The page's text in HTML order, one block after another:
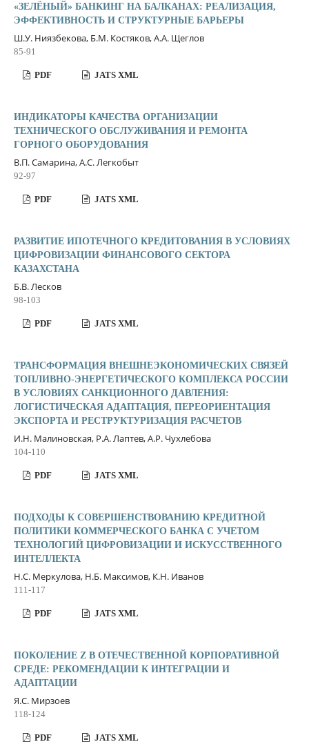
«ЗЕЛЁНЫЙ» БАНКИНГ НА БАЛКАНАХ: РЕАЛИЗАЦИЯ,
ЭФФЕКТИВНОСТЬ И СТРУКТУРНЫЕ БАРЬЕРЫ
Ш.У. Ниязбекова, Б.М. Костяков, А.А. Щеглов
85-91
PDF JATS XML
ИНДИКАТОРЫ КАЧЕСТВА ОРГАНИЗАЦИИ
ТЕХНИЧЕСКОГО ОБСЛУЖИВАНИЯ И РЕМОНТА
ГОРНОГО ОБОРУДОВАНИЯ
В.П. Самарина, А.С. Легкобыт
92-97
PDF JATS XML
РАЗВИТИЕ ИПОТЕЧНОГО КРЕДИТОВАНИЯ В УСЛОВИЯХ
ЦИФРОВИЗАЦИИ ФИНАНСОВОГО СЕКТОРА
КАЗАХСТАНА
Б.В. Лесков
98-103
PDF JATS XML
ТРАНСФОРМАЦИЯ ВНЕШНЕЭКОНОМИЧЕСКИХ СВЯЗЕЙ
ТОПЛИВНО-ЭНЕРГЕТИЧЕСКОГО КОМПЛЕКСА РОССИИ
В УСЛОВИЯХ САНКЦИОННОГО ДАВЛЕНИЯ:
ЛОГИСТИЧЕСКАЯ АДАПТАЦИЯ, ПЕРЕОРИЕНТАЦИЯ
ЭКСПОРТА И РЕСТРУКТУРИЗАЦИЯ РАСЧЕТОВ
И.Н. Малиновская, Р.А. Лаптев, А.Р. Чухлебова
104-110
PDF JATS XML
ПОДХОДЫ К СОВЕРШЕНСТВОВАНИЮ КРЕДИТНОЙ
ПОЛИТИКИ КОММЕРЧЕСКОГО БАНКА С УЧЕТОМ
ТЕХНОЛОГИЙ ЦИФРОВИЗАЦИИ И ИСКУССТВЕННОГО
ИНТЕЛЛЕКТА
Н.С. Меркулова, Н.Б. Максимов, К.Н. Иванов
111-117
PDF JATS XML
ПОКОЛЕНИЕ Z В ОТЕЧЕСТВЕННОЙ КОРПОРАТИВНОЙ
СРЕДЕ: РЕКОМЕНДАЦИИ К ИНТЕГРАЦИИ И
АДАПТАЦИИ
Я.С. Мирзоев
118-124
PDF JATS XML